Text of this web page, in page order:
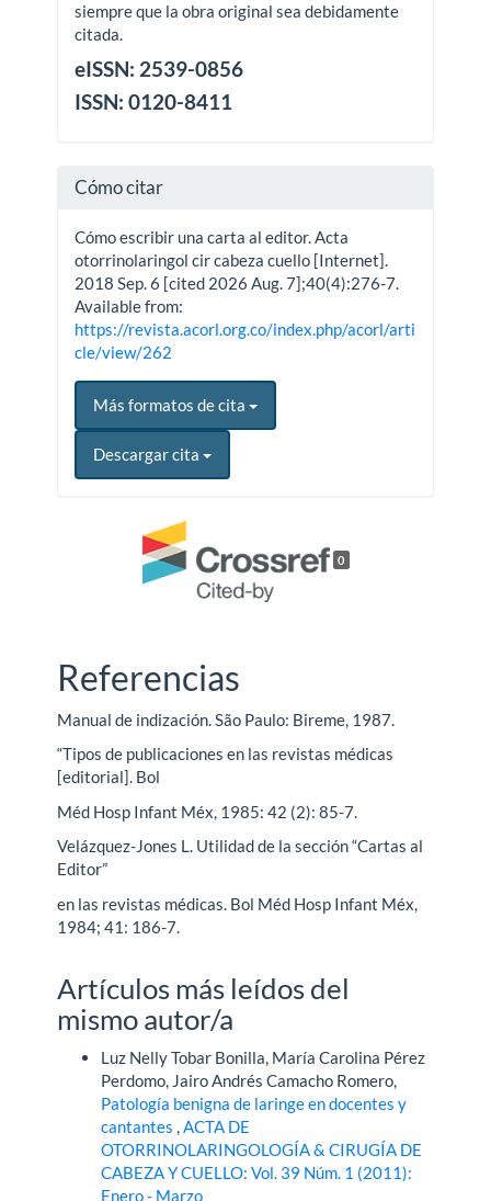
siempre que la obra original sea debidamente
citada.
eISSN: 2539-0856
ISSN: 0120-8411
Cómo citar
Cómo escribir una carta al editor. Acta
otorrinolaringol cir cabeza cuello [Internet].
2018 Sep. 6 [cited 2026 Aug. 7];40(4):276-7.
Available from:
https://revista.acorl.org.co/index.php/acorl/arti
cle/view/262
Más formatos de cita
Descargar cita
0
Referencias
Manual de indización. São Paulo: Bireme, 1987.
“Tipos de publicaciones en las revistas médicas
[editorial]. Bol
Méd Hosp Infant Méx, 1985: 42 (2): 85-7.
Velázquez-Jones L. Utilidad de la sección “Cartas al
Editor”
en las revistas médicas. Bol Méd Hosp Infant Méx,
1984; 41: 186-7.
Artículos más leídos del
mismo autor/a
Luz Nelly Tobar Bonilla, María Carolina Pérez
Perdomo, Jairo Andrés Camacho Romero,
Patología benigna de laringe en docentes y
cantantes,ACTA DE
OTORRINOLARINGOLOGÍA & CIRUGÍA DE
CABEZA Y CUELLO: Vol. 39 Núm. 1 (2011):
Enero - Marzo